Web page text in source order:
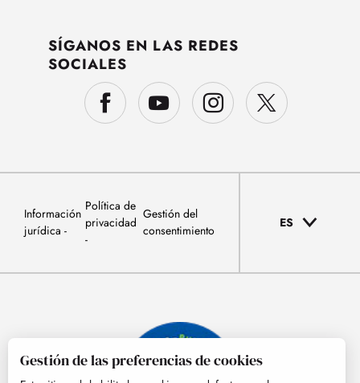
SÍGANOS EN LAS REDES
SOCIALES
Información
jurídica
Política de
privacidad
Gestión del
consentimiento
ES
Gestión de las preferencias de cookies